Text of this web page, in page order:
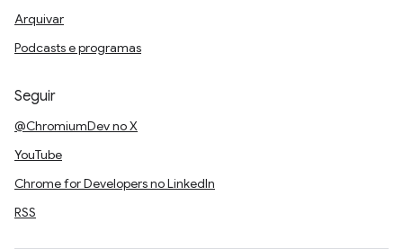
Arquivar
Podcasts e programas
Seguir
@ChromiumDev no X
YouTube
Chrome for Developers no LinkedIn
RSS